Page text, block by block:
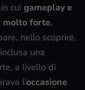
cui gameplay e
molto forte,
nello scoprire,
una
a livello di
l’occasione